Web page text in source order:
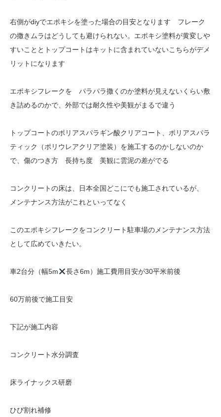
右側がdiyでエポキシを塗った場合の目安となります フレーク
の撒きムラはどうしても避けられない。エポキシ塗料が黄変しや
すいこととトップコートはキットに含まれていないこちらがデメ
リットになります
エポキシフレークを パラパラ撒くのか塗料が見えないくらい敷
き詰めるのかで、外部では耐久性や美観がまるで違う
トップコートのポリアスパラギン酸クリアコート、ポリアスパラ
ティック（ポリウレアクリア塗装）を施工するのかしないのか
で、傷のつき方 長持ち度 美観に雲泥の差がでる
コンクリートの床は、日本全国どこにでも施工されているが、
メンテナンス方法がこれといってなく
このエポキシフレークをコンクリート駐車場のメンテナンス方法
として広めていきたい。
車2台分（幅5m 長さ6m）施工費用目安が30平米前後
60万前後で施工目安
下記が施工内容
コンクリート水分調査
床ライナックス研磨
ひび割れ補修